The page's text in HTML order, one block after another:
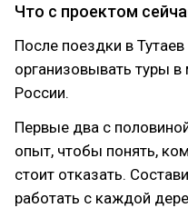
Что с проектом
После поездки в
организовывать туры
России.
Первые два с
опыт, чтобы понять,
стоит отказать.
работать с каждой